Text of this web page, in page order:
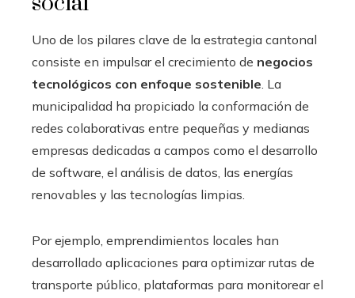
Uno de los pilares clave de la estrategia cantonal
consiste en impulsar el crecimiento de negocios
tecnológicos con enfoque sostenible. La
municipalidad ha propiciado la conformación de
redes colaborativas entre pequeñas y medianas
empresas dedicadas a campos como el desarrollo
de software, el análisis de datos, las energías
renovables y las tecnologías limpias.
Por ejemplo, emprendimientos locales han
desarrollado aplicaciones para optimizar rutas de
transporte público, plataformas para monitorear el